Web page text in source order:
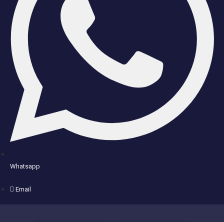
Whatsapp
Email